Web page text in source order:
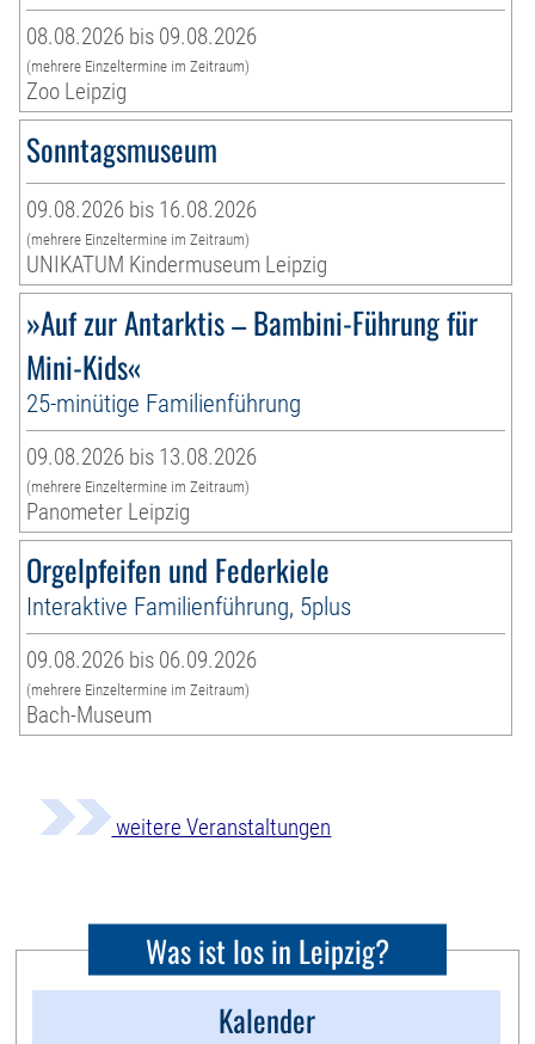
08.08.2026 bis 09.08.2026
(mehrere Einzeltermine im Zeitraum)
Zoo Leipzig
Sonntagsmuseum
09.08.2026 bis 16.08.2026
(mehrere Einzeltermine im Zeitraum)
UNIKATUM Kindermuseum Leipzig
»Auf zur Antarktis – Bambini-Führung für
Mini-Kids«
25-minütige Familienführung
09.08.2026 bis 13.08.2026
(mehrere Einzeltermine im Zeitraum)
Panometer Leipzig
Orgelpfeifen und Federkiele
Interaktive Familienführung, 5plus
09.08.2026 bis 06.09.2026
(mehrere Einzeltermine im Zeitraum)
Bach-Museum
weitere Veranstaltungen
Was ist los in Leipzig?
Kalender